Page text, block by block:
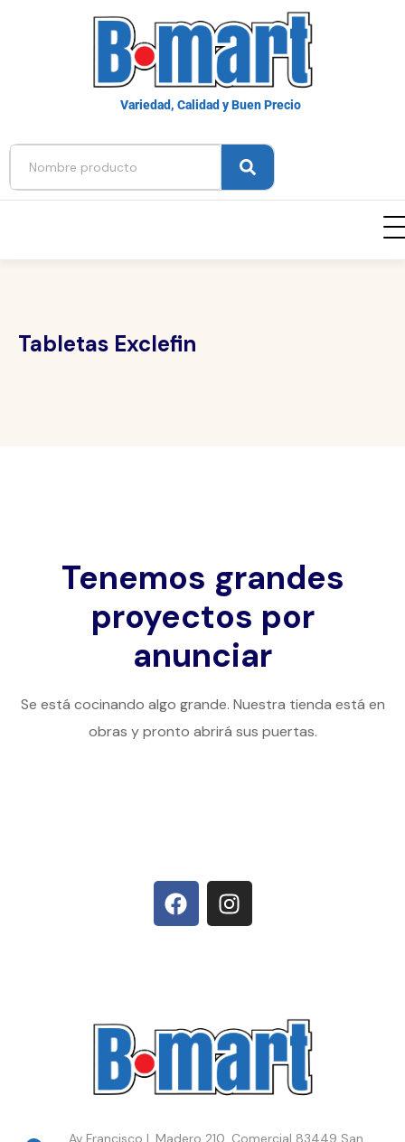
Variedad, Calidad y Buen Precio
Tabletas Exclefin
Tenemos grandes
proyectos por
anunciar
Se está cocinando algo grande. Nuestra tienda está en
obras y pronto abrirá sus puertas.